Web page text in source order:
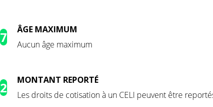
7
GE MAXIMUM
Aucun âge maximum
2
MONTANT REPORTÉ
Les droits de cotisation à un CELI peuvent être